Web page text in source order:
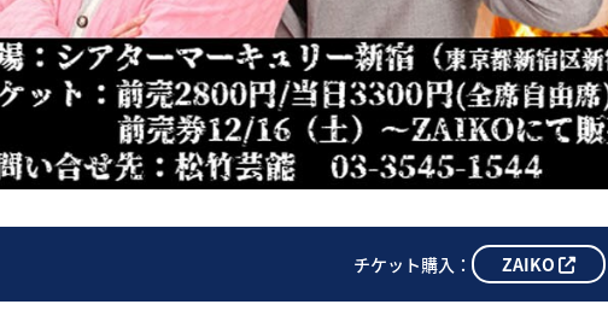
チケット購入： ZAIKO